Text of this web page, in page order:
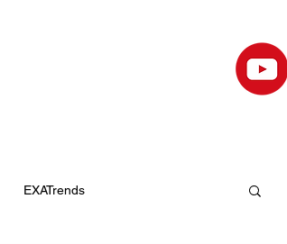
EXATrends